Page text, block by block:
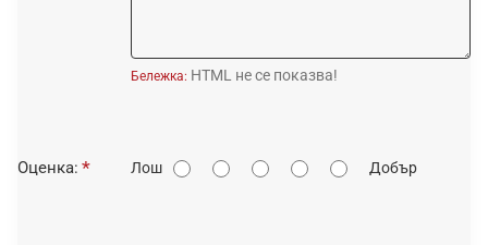
Бележка: HTML не се показва!
О
Оценка: Лош Добър